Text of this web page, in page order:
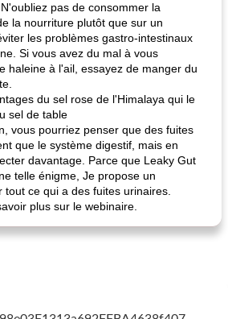
pas de consommer la
la nourriture plutôt que sur un
les problèmes gastro-intestinaux
Si vous avez du mal à vous
haleine à l'ail, essayez de manger du
du sel rose de l'Himalaya qui le
sel de table
vous pourriez penser que des fuites
que le système digestif, mais en
davantage. Parce que Leaky Gut
telle énigme, Je propose un
ce qui a des fuites urinaires.
plus sur le webinaire.